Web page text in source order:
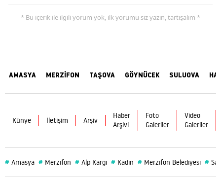
* Bu içerik ile ilgili yorum yok, ilk yorumu siz yazın, tartışalım *
AMASYA MERZİFON TAŞOVA GÖYNÜCEK SULUOVA
Künye İletişim Arşiv
Haber
Arşivi
Foto
Galeriler
Video
Galeriler
# Amasya # Merzifon # Alp Kargı # Kadın # Merzifon Belediyesi #